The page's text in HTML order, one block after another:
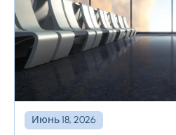
Июнь 18, 2026